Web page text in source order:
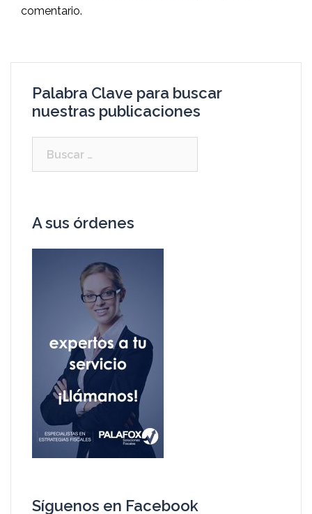
comentario.
Palabra Clave para buscar
nuestras publicaciones
A sus órdenes
Síguenos en Facebook